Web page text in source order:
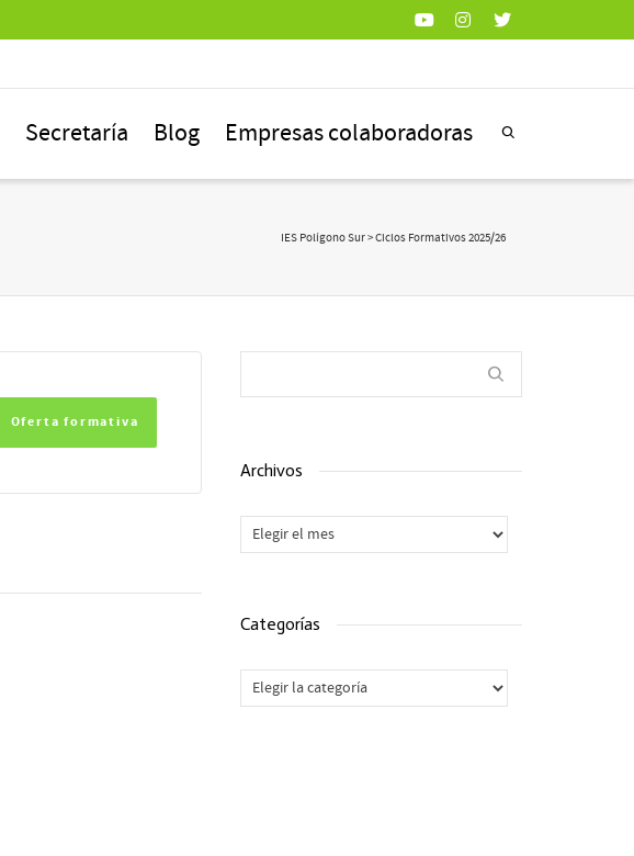
Secretaría Blog Empresas colaboradoras
IES Polígono Sur> Ciclos Formativos 2025/26
Oferta formativa
Archivos
Archivos
Categorías
Categorías